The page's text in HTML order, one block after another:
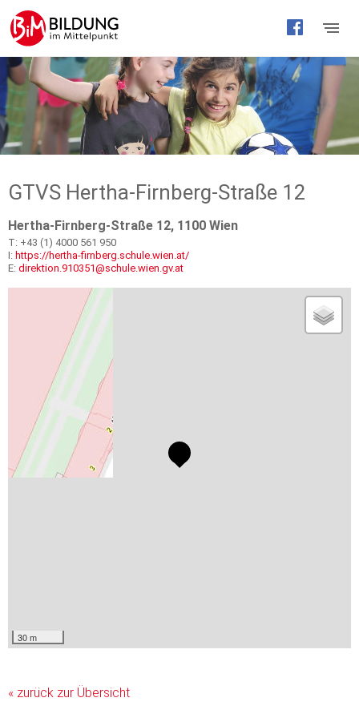
Barrierefreie
Bedienung
der
Webseite
GTVS Hertha-Firnberg-Straße 12
Hertha-Firnberg-Straße 12, 1100 Wien
T: +43 (1) 4000 561 950
I: https://hertha-firnberg.schule.wien.at/
E: direktion.910351@schule.wien.gv.at
30 m
« zurück zur Übersicht